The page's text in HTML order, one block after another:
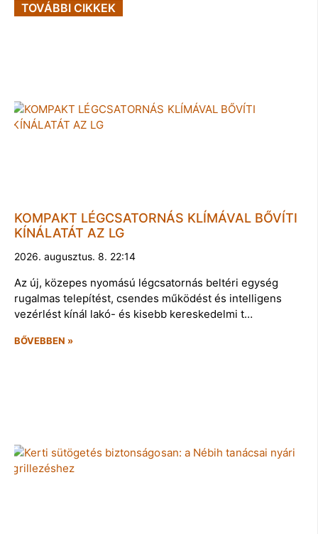
TOVÁBBI CIKKEK
KOMPAKT LÉGCSATORNÁS KLÍMÁVAL BŐVÍTI
KÍNÁLATÁT AZ LG
2026. augusztus. 8. 22:14
Az új, közepes nyomású légcsatornás beltéri egység
rugalmas telepítést, csendes működést és intelligens
vezérlést kínál lakó- és kisebb kereskedelmi t…
BŐVEBBEN »